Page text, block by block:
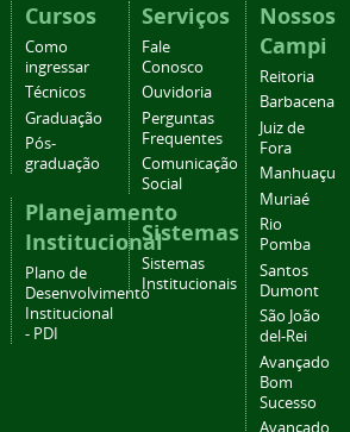
Cursos
Como
ingressar
Técnicos
Graduação
Pós-
graduação
Planejamento
Institucional
Plano de
Desenvolvimento
Institucional
- PDI
Serviços
Fale
Conosco
Ouvidoria
Perguntas
Frequentes
Comunicação
Social
Sistemas
Sistemas
Institucionais
Nossos
Campi
Reitoria
Barbacena
Juiz de
Fora
Manhuaçu
Muriaé
Rio
Pomba
Santos
Dumont
São João
del-Rei
Avançado
Bom
Sucesso
Avançado